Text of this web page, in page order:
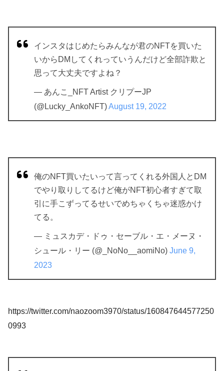
インスタはじめたらみんなが君のNFTを買いた
いからDMしてくれっていうんだけど全部詐欺と
思って大丈夫ですよね？
— あんこ_NFT Artist クリプーJP
(@Lucky_AnkoNFT)August 19, 2022
俺のNFT買いたいって言ってくれる外国人とDM
でやり取りしてるけど俺がNFT初心者すぎて取
引に手こずってるせいでめちゃくちゃ迷惑かけ
てる。
— ミュスカデ・ドゥ・セーブル・エ・メーヌ・
シュール・リー (@_NoNo__aomiNo) June 9,
2023
https://twitter.com/naozoom3970/status/160847644577250
0993